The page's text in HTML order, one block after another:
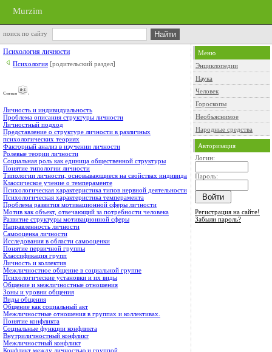
Murzim
поиск по сайту
Психология личности
Психология [родительский раздел]
Cтатьи :
Личность и индивидуальность
Проблема описания структуры личности
Личностный подход
Представление о структуре личности в различных
психологических теориях
Факторный анализ в изучении личности
Ролевые теории личности
Социальная роль как единица общественной структуры
Понятие типологии личности
Типологии личности, основывающиеся на свойствах индивида
Классическое учение о темпераменте
Психологическая характеристика типов нервной деятельности
Психологическая характеристика темперамента
Проблема развития мотивационной сферы личности
Мотив как объект, отвечающий за потребности человека
Развитие структуры мотивационной сферы
Направленность личности
Самооценка личности
Исследования в области самооценки
Понятие первичной группы
Классификация групп
Личность и коллектив
Межличностное общение в социальной группе
Психологические установки и их виды
Общение и межличностные отношения
Зоны и уровни общения
Виды общения
Общение как социальный акт
Межличностные отношения в группах и коллективах.
Понятие конфликта
Социальные функции конфликта
Внутриличностный конфликт
Межличностный конфликт
Конфликт между личностью и группой
Меню
Энциклопедии
Наука
Человек
Гороскопы
Необъяснимое
Народные средства
Авторизация
Логин:
Пароль:
Регистрация на сайте!
Забыли пароль?